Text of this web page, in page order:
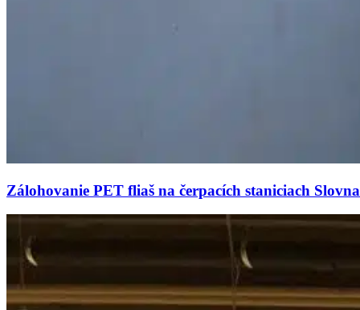
Zálohovanie PET fliaš na čerpacích staniciach